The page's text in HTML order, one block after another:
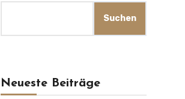
Suchen
Neueste Beiträge